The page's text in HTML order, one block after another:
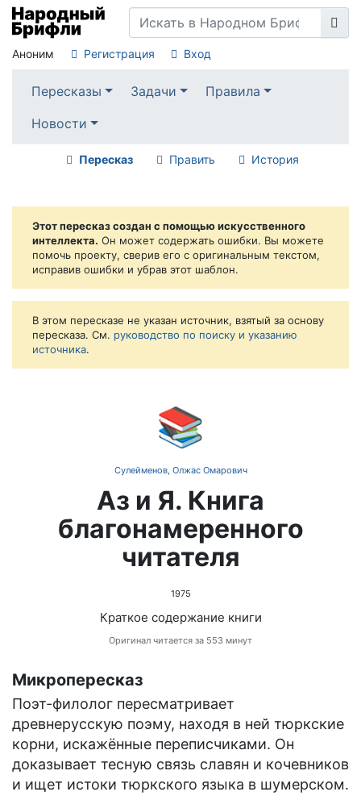
Аноним Регистрация Вход
Пересказы Задачи
Правила
Новости
Пересказ Править История
Этот пересказ создан с помощью искусственного
интеллекта. Он может содержать ошибки. Вы можете
помочь проекту, сверив его с оригинальным текстом,
исправив ошибки и убрав этот шаблон.
В этом пересказе не указан источник, взятый за основу
пересказа. См. руководство по поиску и указанию
источника.
📚
Сулейменов, Олжас Омарович
Аз и Я. Книга
благонамеренного
читателя
1975
Краткое содержание книги
Оригинал читается за 553 минут
Микропересказ
Поэт-филолог пересматривает
древнерусскую поэму, находя в ней тюркские
корни, искажённые переписчиками. Он
доказывает тесную связь славян и кочевников
и ищет истоки тюркского языка в шумерском.